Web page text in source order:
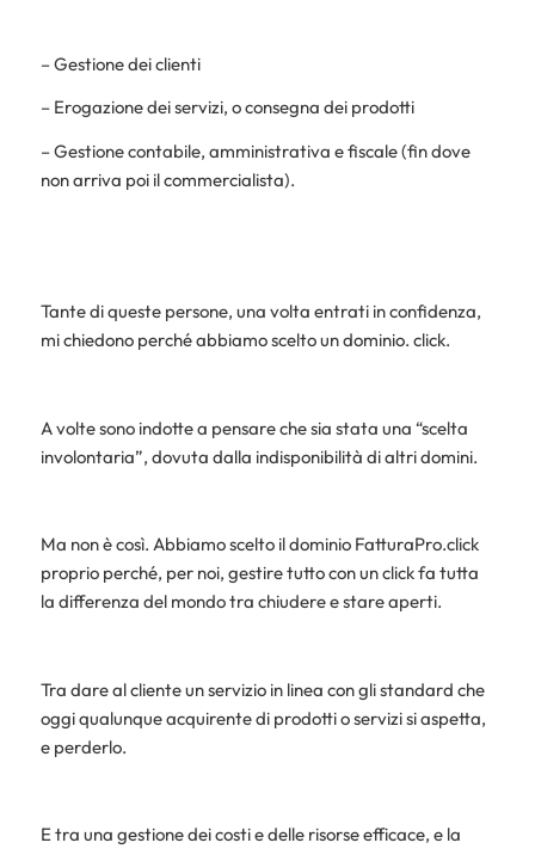
– Gestione dei clienti
– Erogazione dei servizi, o consegna dei prodotti
– Gestione contabile, amministrativa e fiscale (fin dove
non arriva poi il commercialista).
Tante di queste persone, una volta entrati in confidenza,
mi chiedono perché abbiamo scelto un dominio. click.
A volte sono indotte a pensare che sia stata una “scelta
involontaria”, dovuta dalla indisponibilità di altri domini.
Ma non è così. Abbiamo scelto il dominio FatturaPro.click
proprio perché, per noi, gestire tutto con un click fa tutta
la differenza del mondo tra chiudere e stare aperti.
Tra dare al cliente un servizio in linea con gli standard che
oggi qualunque acquirente di prodotti o servizi si aspetta,
e perderlo.
E tra una gestione dei costi e delle risorse efficace, e la